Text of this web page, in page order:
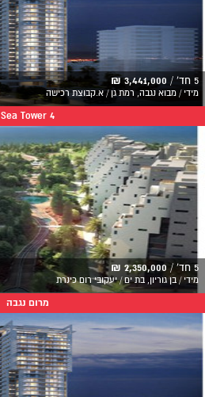
5 חד' / 3,441,000 ₪
מידי / מבוא נגבה, רמת גן / א.קבוצת רכישה
Sea Tower 4
5 חד' / 2,350,000 ₪
מידי / בן גוריון, בת ים / יעקובי רום כינרת
מרום נגבה